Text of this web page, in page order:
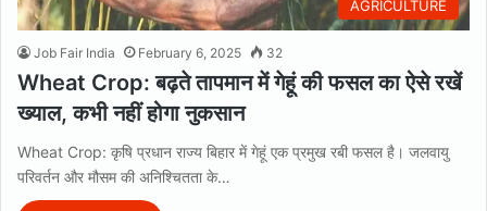
AGRICULTURE
Job Fair India February 6, 2025 32
Wheat Crop: बढ़ते तापमान में गेहूं की फसल का ऐसे रखें
ख्याल, कभी नहीं होगा नुकसान
Wheat Crop: कृषि प्रधान राज्य बिहार में गेहूं एक प्रमुख रबी फसल है। जलवायु
परिवर्तन और मौसम की अनिश्चितता के…